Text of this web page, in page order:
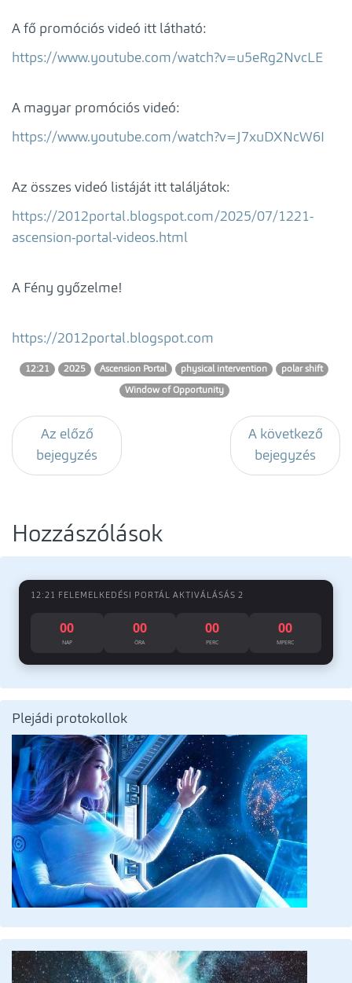
A fő promóciós videó itt látható:
https://www.youtube.com/watch?v=u5eRg2NvcLE
A magyar promóciós videó:
https://www.youtube.com/watch?v=J7xuDXNcW6I
Az összes videó listáját itt találjátok:
https://2012portal.blogspot.com/2025/07/1221-
ascension-portal-videos.html
A Fény győzelme!
https://2012portal.blogspot.com
12:21 2025 Ascension Portal physical intervention polar shift
Window of Opportunity
Az előző
bejegyzés
A következő
bejegyzés
Hozzászólások
12:21 FELEMELKEDÉSI PORTÁL AKTIVÁLÁSÁS 2
00
NAP
00
ÓRA
00
PERC
00
MPERC
Plejádi protokollok